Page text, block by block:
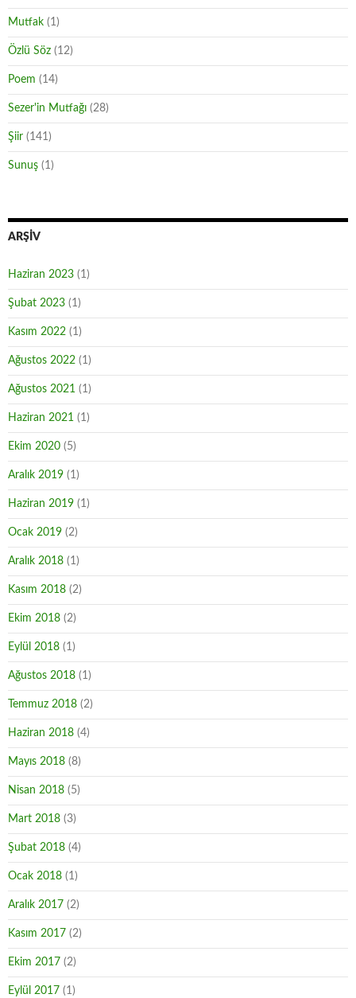
Mutfak (1)
Özlü Söz (12)
Poem (14)
Sezer'in Mutfağı (28)
Şiir (141)
Sunuş (1)
ARŞIV
Haziran 2023 (1)
Şubat 2023 (1)
Kasım 2022 (1)
Ağustos 2022 (1)
Ağustos 2021 (1)
Haziran 2021 (1)
Ekim 2020 (5)
Aralık 2019 (1)
Haziran 2019 (1)
Ocak 2019 (2)
Aralık 2018 (1)
Kasım 2018 (2)
Ekim 2018 (2)
Eylül 2018 (1)
Ağustos 2018 (1)
Temmuz 2018 (2)
Haziran 2018 (4)
Mayıs 2018 (8)
Nisan 2018 (5)
Mart 2018 (3)
Şubat 2018 (4)
Ocak 2018 (1)
Aralık 2017 (2)
Kasım 2017 (2)
Ekim 2017 (2)
Eylül 2017 (1)